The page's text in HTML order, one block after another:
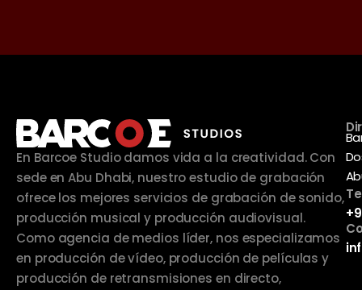
En Barcoe Studio damos vida a la creatividad. Con
sede en Abu Dhabi, nuestro estudio de grabación
ofrece los mejores servicios de grabación de sonido,
producción musical y producción audiovisual.
Como agencia de medios líder, nos especializamos
en producción de vídeo, producción de películas y
producción de retransmisiones en directo,